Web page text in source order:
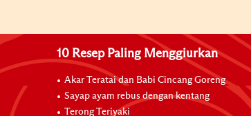
10 Resep Paling Menggiurkan
Akar Teratai dan Babi Cincang Goreng
Sayap ayam rebus dengan kentang
Terong Teriyaki